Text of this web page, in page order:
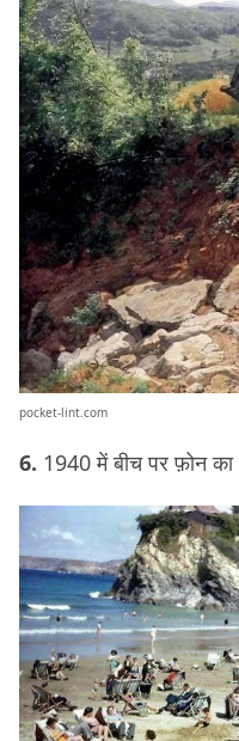
pocket-lint.com
6. 1940 में बीच पर फ़ोन